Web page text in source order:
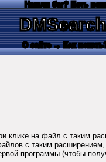
Нашли баг? Есть
DMSearch
О сайте → Как
клике на файл с таким
с таким
программы (чтобы